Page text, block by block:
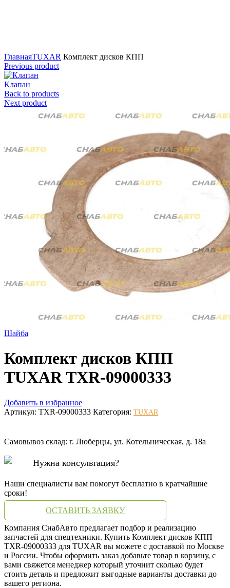
ГлавнаяTUXAR Комплект дисков КПП
Previous product
Клапан
Back to products
Next product
Шайба
Комплект дисков КПП
TUXAR TXR-09000333
Добавить в избранное
Артикул: TXR-09000333 Категория: TUXAR
Самовывоз склад: г. Люберцы, ул. Котельническая, д. 18а
Нужна консультация?
Наши специалисты вам помогут бесплатно в кратчайшие
сроки!
ОСТАВИТЬ ЗАЯВКУ
Компания СнабАвто предлагает подбор и реализацию
запчастей для спецтехники. Купить Комплект дисков КПП
TXR-09000333 для TUXAR вы можете с доставкой по Москве
и России. Чтобы оформить заказ добавьте товар в корзину, с
вами свяжется менеджер который уточнит сколько будет
стоить деталь и предложит выгодные варианты доставки до
вашего региона.